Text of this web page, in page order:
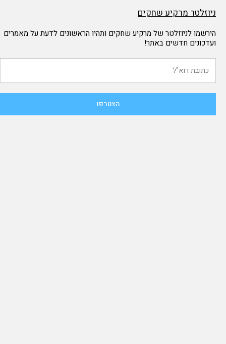
ניוזלטר מרקיע שחקים
הירשמו לניוזלטר של מרקיע שחקים ותהיו הראשונים לדעת על מאמרים
ועדכונים חדשים באתר!